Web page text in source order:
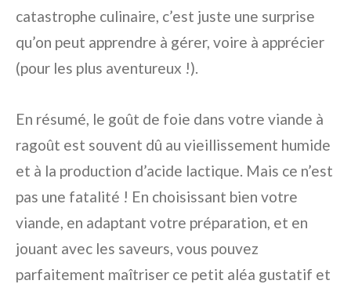
catastrophe culinaire, c’est juste une surprise
qu’on peut apprendre à gérer, voire à apprécier
(pour les plus aventureux !).
En résumé, le goût de foie dans votre viande à
ragoût est souvent dû au vieillissement humide
et à la production d’acide lactique. Mais ce n’est
pas une fatalité ! En choisissant bien votre
viande, en adaptant votre préparation, et en
jouant avec les saveurs, vous pouvez
parfaitement maîtriser ce petit aléa gustatif et